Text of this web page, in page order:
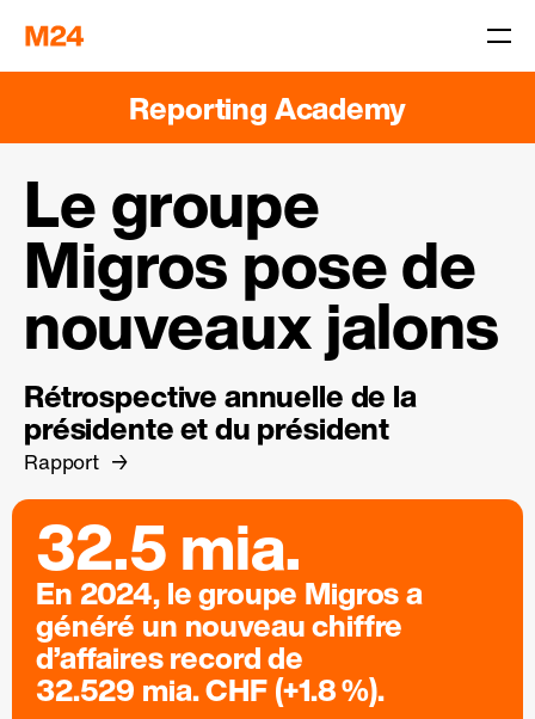
Reporting Academy
Le groupe
Migros pose de
nouveaux jalons
Rétrospective annuelle de la
présidente et du président
Rapport
32.5 mia.
En 2024, le groupe Migros a
généré un nouveau chiffre
d’affaires record de
32.529 mia. CHF (+1.8 %).